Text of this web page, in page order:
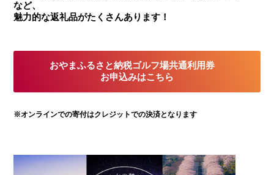
など、
魅力的な返礼品がたくさんあります！
おやまふるさと納税ゴルフ場共通利用券
お申込みはこちら
※オンラインでの寄付はクレジットでの決済となります